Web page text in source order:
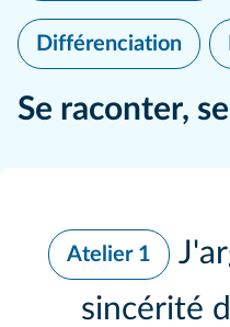
Différenciation
Se raconter,
Atelier 1
sincérité